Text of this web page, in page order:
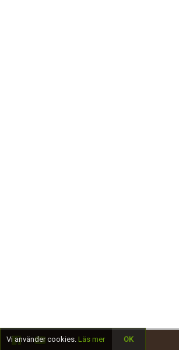
Vi använder cookies. Läs mer OK